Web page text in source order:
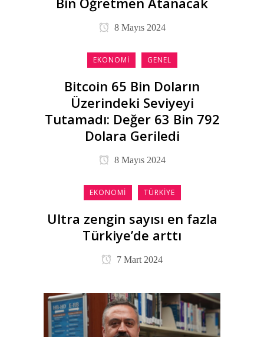
8 Mayıs 2024
EKONOMI GENEL
Bitcoin 65 Bin Doların
Üzerindeki Seviyeyi
Tutamadı: Değer 63 Bin 792
Dolara Geriledi
8 Mayıs 2024
EKONOMI TÜRKIYE
Ultra zengin sayısı en fazla
Türkiye’de arttı
7 Mart 2024